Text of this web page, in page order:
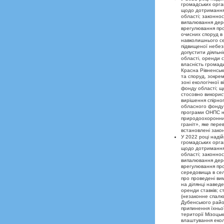
громадських
щодо дотримання
області;
випалювання
врегулювання
очисних споруд
навколишнього
підвищеної
допустити
області, оренди
власність
Красна
та споруд,
зоні
фонду області;
стосовно
вирішення
обласного
програми ОНПС
граніт», яке
встановлені
У 2022 році
громадських
щодо дотримання
області;
випалювання
врегулювання
середовища в
про проведені
на ділянці
оренди ставків;
(незаконне
Дубенського
припинення
території
влаштування